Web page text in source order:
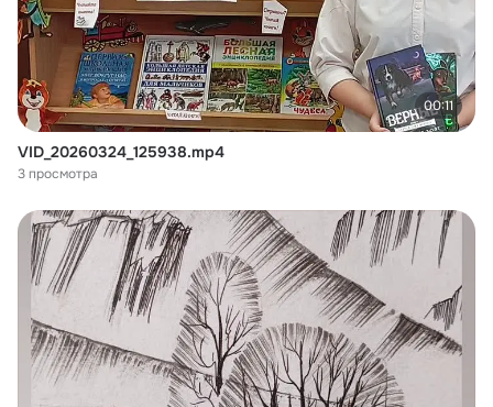
00:11
VID_20260324_125938.mp4
3 просмотра